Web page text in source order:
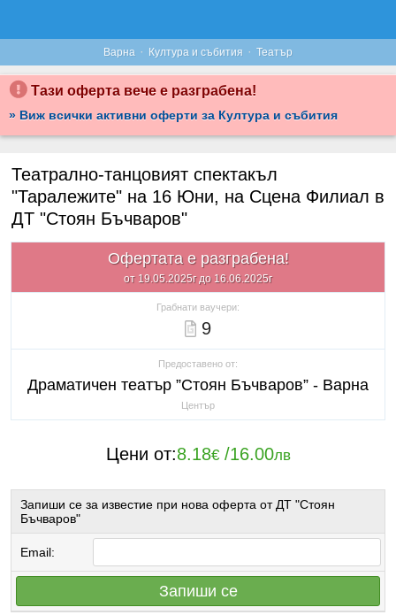
Варна · Култура и събития · Театър
Тази оферта вече е разграбена!
» Виж всички активни оферти за Култура и събития
Театрално-танцовият спектакъл
"Таралежите" на 16 Юни, на Сцена Филиал в
ДТ "Стоян Бъчваров"
Офертата е разграбена!
от 19.05.2025г до 16.06.2025г
Грабнати ваучери:
9
Предоставено от:
Драматичен театър ”Стоян Бъчваров” - Варна
Център
Цени от:8.18€/16.00лв
Запиши се за известие при нова оферта от ДТ "Стоян
Бъчваров"
Email:
Запиши се